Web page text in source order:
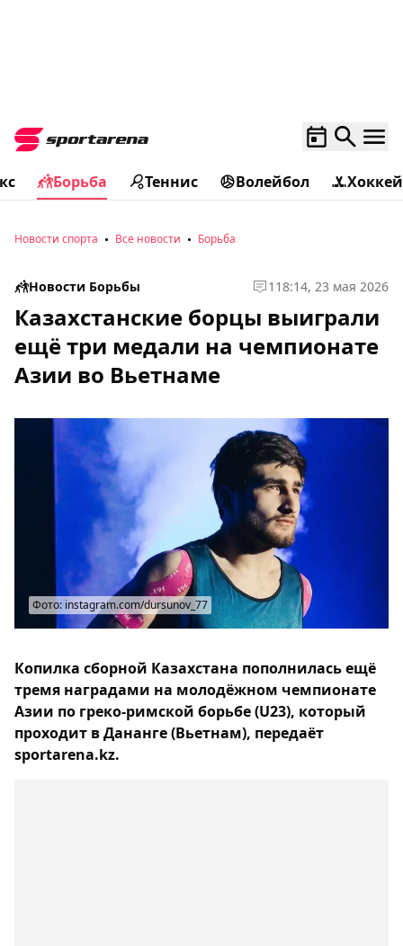
Борьба Теннис Волейбол Хоккей
Новости спорта Все новости Борьба
Новости Борьбы 1 18:14, 23 мая 2026
Казахстанские борцы выиграли
ещё три медали на чемпионате
Азии во Вьетнаме
Фото: instagram.com/dursunov_77
Копилка сборной Казахстана пополнилась ещё
тремя наградами на молодёжном чемпионате
Азии по греко-римской борьбе (U23), который
проходит в Дананге (Вьетнам), передаёт
sportarena.kz.